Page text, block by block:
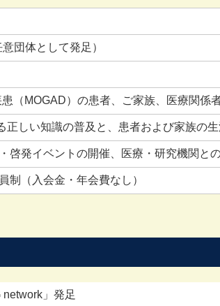
団体として発足）
（MOGAD）の患者、ご家族、医療関係
正しい知識の普及と、患者および家族の
啓発イベントの開催、医療・研究機関と
制（入会金・年会費なし）
」発足